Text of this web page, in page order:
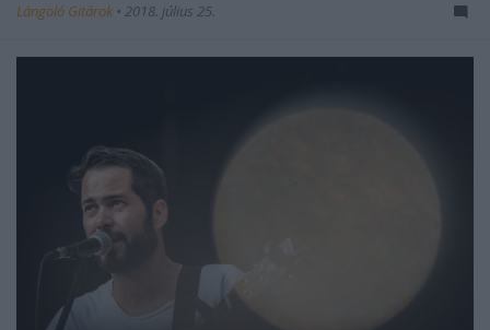
Lángoló Gitárok • 2018. július 25.